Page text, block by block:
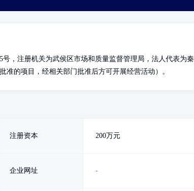
，注册机关为武侯区市场和质量监督管理局，法人代表为秦
的项目，经相关部门批准后方可开展经营活动）。
注册资本 200万元
企业网址 -